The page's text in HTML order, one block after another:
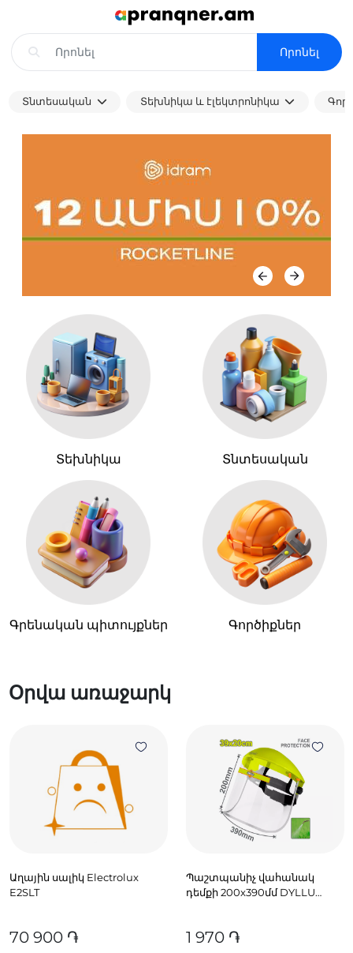
Որոնել
Տնտեսական Տեխնիկա և էլեկտրոնիկա
Տեխնիկա Տնտեսական
Գրենական պիտույքներ Գործիքներ
Օրվա առաջարկ
Աղային սալիկ Electrolux
E2SLT
70 900 ֏
Պաշտպանիչ վահանակ
դեմքի 200x390մմ DYLLU
1 970 ֏